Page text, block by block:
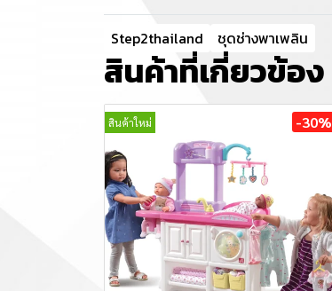
Step2thailand ชุดช่างพาเพลิน
สินค้าที่เกี่ยวข้อง
สินค้าใหม่ -30%